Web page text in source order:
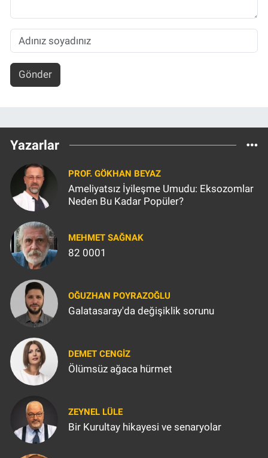
Gönder
Yazarlar
PROF. GÖKHAN BEYAZ
Ameliyatsız İyileşme Umudu: Eksozomlar
Neden Bu Kadar Popüler?
MEHMET SAĞNAK
82 0001
OĞUZHAN POYRAZOĞLU
Galatasaray'da değişiklik sorunu
DEMET CENGIZ
Ölümsüz ağaca hürmet
ZEYNEL LÜLE
Bir Kurultay hikayesi ve senaryolar